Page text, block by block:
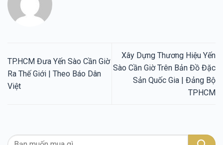
TP.HCM Đưa Yến Sào Cần Giờ
Ra Thế Giới | Theo Báo Dân
Việt
Xây Dựng Thương Hiệu Yến
Sào Cần Giờ Trên Bản Đồ Đặc
Sản Quốc Gia | Đảng Bộ
TPHCM